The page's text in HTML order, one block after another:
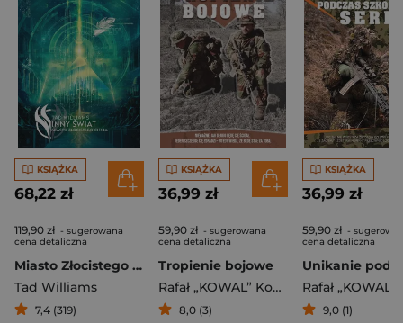
KSIĄŻKA
68,22 zł
119,90 zł - sugerowana
cena detaliczna
Miasto Złocistego Cienia
Tad Williams
7,4 (319)
KSIĄŻKA
36,99 zł
59,90 zł - sugerowana
cena detaliczna
Tropienie bojowe
Rafał „KOWAL” Kowalski
,Tomasz
8,0 (3)
KSIĄŻKA
36,99 zł
59,90 zł -
cena detaliczna
9,0 (1)